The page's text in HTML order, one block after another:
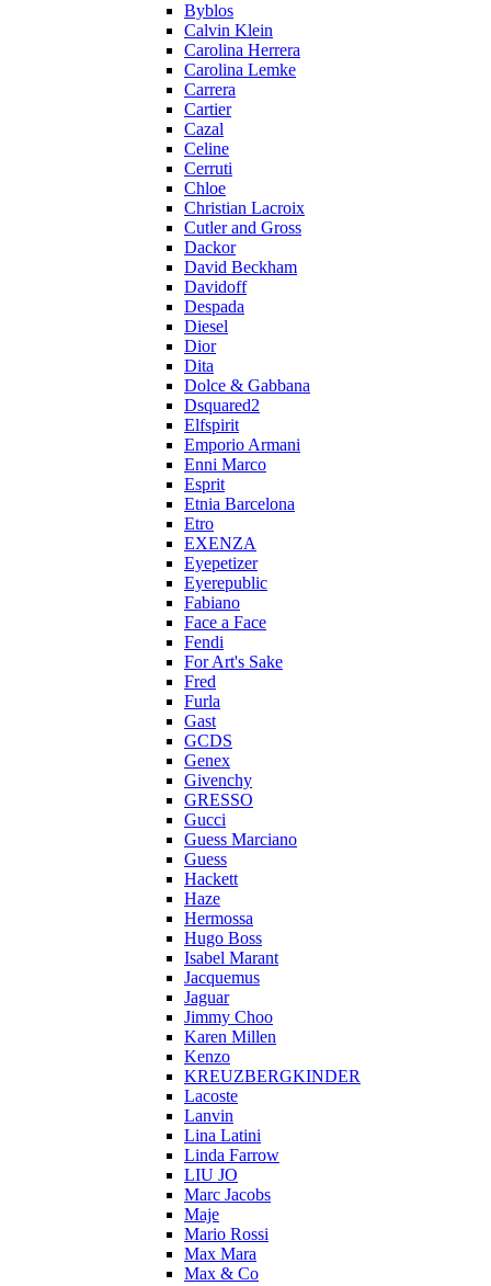
Byblos
Calvin Klein
Carolina Herrera
Carolina Lemke
Carrera
Cartier
Cazal
Celine
Cerruti
Chloe
Christian Lacroix
Cutler and Gross
Dackor
David Beckham
Davidoff
Despada
Diesel
Dior
Dita
Dolce & Gabbana
Dsquared2
Elfspirit
Emporio Armani
Enni Marco
Esprit
Etnia Barcelona
Etro
EXENZA
Eyepetizer
Eyerepublic
Fabiano
Face a Face
Fendi
For Art's Sake
Fred
Furla
Gast
GCDS
Genex
Givenchy
GRESSO
Gucci
Guess Marciano
Guess
Hackett
Haze
Hermossa
Hugo Boss
Isabel Marant
Jacquemus
Jaguar
Jimmy Choo
Karen Millen
Kenzo
KREUZBERGKINDER
Lacoste
Lanvin
Lina Latini
Linda Farrow
LIU JO
Marc Jacobs
Maje
Mario Rossi
Max Mara
Max & Co